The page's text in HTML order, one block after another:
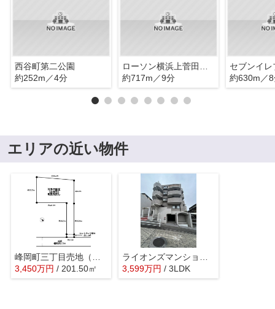
西谷町第二公園
約252m／4分
ローソン横浜上菅田町店
約717m／9分
約630m／
エリアの近い物件
3,450万円 / 201.50㎡
3,599万円 / 3LDK